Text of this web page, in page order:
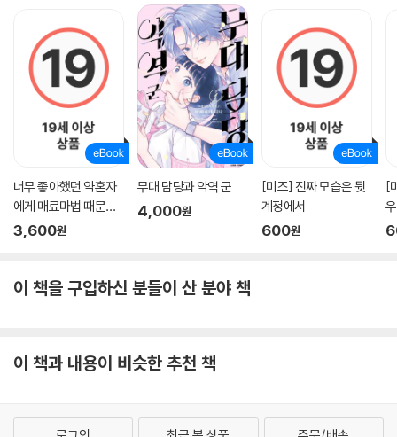
너무 좋아했던 약혼자
에게 매료마법 때문에
약혼파기당했습니다
3,600원
무대 담당과 악역 군
4,000원
[미즈] 진짜 모습은 뒷
계정에서
600원
[
이 책을 구입하신 분들이 산 분야 책
이 책과 내용이 비슷한 추천 책